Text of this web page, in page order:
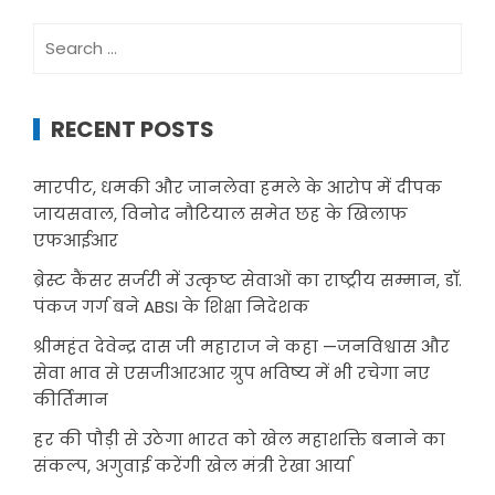
for:
RECENT POSTS
मारपीट, धमकी और जानलेवा हमले के आरोप में दीपक
जायसवाल, विनोद नौटियाल समेत छह के खिलाफ
एफआईआर
ब्रेस्ट कैंसर सर्जरी में उत्कृष्ट सेवाओं का राष्ट्रीय सम्मान, डॉ.
पंकज गर्ग बने ABSI के शिक्षा निदेशक
श्रीमहंत देवेन्द्र दास जी महाराज ने कहा —जनविश्वास और
सेवा भाव से एसजीआरआर ग्रुप भविष्य में भी रचेगा नए
कीर्तिमान
हर की पौड़ी से उठेगा भारत को खेल महाशक्ति बनाने का
संकल्प, अगुवाई करेंगी खेल मंत्री रेखा आर्या